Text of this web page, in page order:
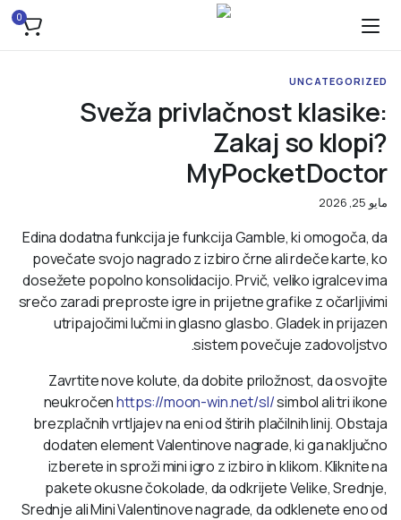
0
UNCATEGORIZED
Sveža privlačnost klasike:
Zakaj so klopi?
MyPocketDoctor
مايو 25, 2026
Edina dodatna funkcija je funkcija Gamble, ki omogoča, da
povečate svojo nagrado z izbiro črne ali rdeče karte, ko
dosežete popolno konsolidacijo. Prvič, veliko igralcev ima
srečo zaradi preproste igre in prijetne grafike z očarljivimi
utripajočimi lučmi in glasno glasbo.Gladek in prijazen
sistem povečuje zadovoljstvo.
Zavrtite nove kolute, da dobite priložnost, da osvojite
neukročenhttps://moon-win.net/sl/simbol ali tri ikone
brezplačnih vrtljajev na eni od štirih plačilnih linij. Obstaja
dodaten element Valentinove nagrade, ki ga naključno
izberete in sproži mini igro z izbiro in klikom. Kliknite na
pakete okusne čokolade, da odkrijete Velike, Srednje,
Srednje ali Mini Valentinove nagrade, da odklenete eno od